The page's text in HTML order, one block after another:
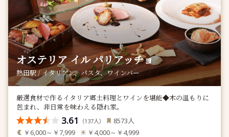
オステリア イル パリアッチョ
熱田駅 / イタリアン、パスタ、ワインバー
厳選食材で作るイタリア郷土料理とワインを堪能◆木の温もりに
包まれ、非日常を味わえる隠れ家。
3.61 （137人） 8573人
￥6,000～￥7,999 ￥4,000～￥4,999